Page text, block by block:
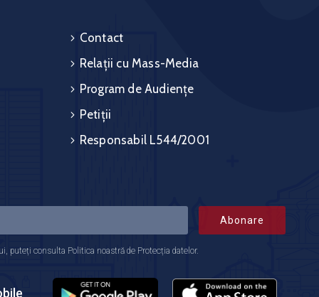
Contact
Relații cu Mass-Media
Program de Audiențe
Petiții
Responsabil L544/2001
Abonare
puteți consulta Politica noastră de Protecția datelor.